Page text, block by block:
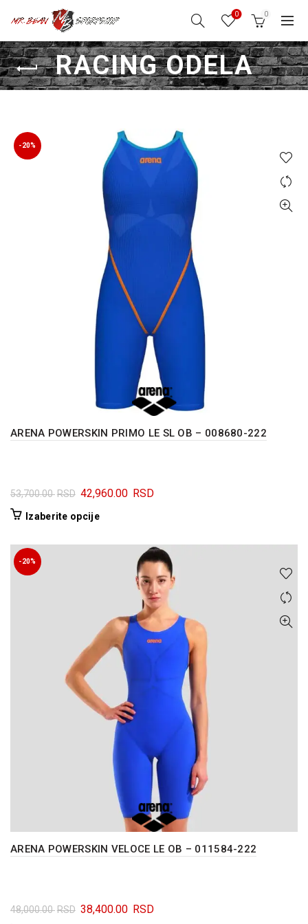
0 0
RACING ODELA
-20%
ARENA POWERSKIN PRIMO LE SL OB – 008680-222
53,700.00RSD Originalna
cena
bila:
53,700.00 RSD.
42,960.00 RSD
42,960.00 RSD.
Izaberite opcijeOvaj
ima
biti
izabrane
na
stranici
proizvoda.
-20%
ARENA POWERSKIN VELOCE LE OB – 011584-222
48,000.00RSD Originalna
38,400.00 RSD